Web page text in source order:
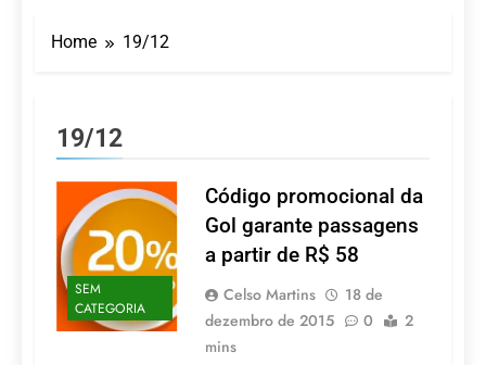
Balanger assume
comando do Wyndham
São Paulo Ibirapuera
5 De Agosto De 2026
LATAM anuncia 42
rotas na primeira fase
de operação do
5 De Agosto De 2026
Azul retoma voos
diretos entre Porto
Alegre e Montevidéu
em dezembro
5 De Agosto De 2026
Home 19/12
19/12
SEM
CATEGORIA
Código promocional da
Gol garante passagens
a partir de R$ 58
Celso Martins
18 de
dezembro de 2015
0
2
mins